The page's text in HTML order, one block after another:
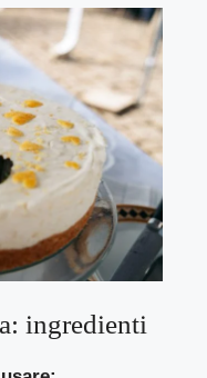
ingredienti